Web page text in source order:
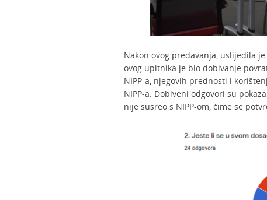
Nakon ovog predavanja, uslijedila
ovog upitnika je bio dobivanje
NIPP-a, njegovih prednosti i
NIPP-a. Dobiveni odgovori su
nije susreo s NIPP-om, čime se